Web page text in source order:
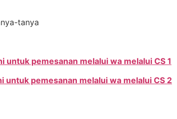
tanya
untuk pemesanan melalui wa melalui CS 1
untuk pemesanan melalui wa melalui CS 2